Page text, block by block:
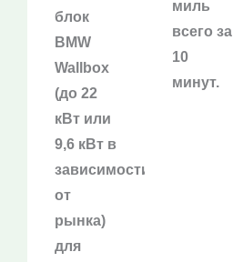
блок
BMW
Wallbox
(до 22
кВт или
9,6 кВт в
зависимости
от
рынка)
для
миль
всего за
10
минут.